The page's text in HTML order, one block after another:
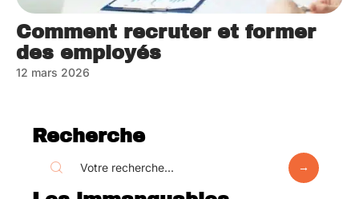
Comment recruter et former
des employés
12 mars 2026
Recherche